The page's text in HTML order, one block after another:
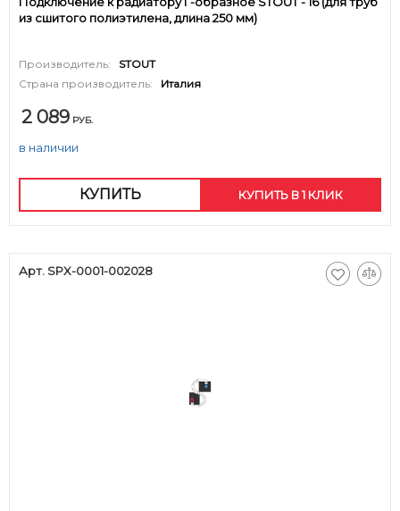
из сшитого полиэтилена, длина 250 мм)
Производитель:
STOUT
Страна производитель:
Италия
2 089 РУБ.
в наличии
КУПИТЬ КУПИТЬ В 1 КЛИК
Арт. SPX-0001-002028